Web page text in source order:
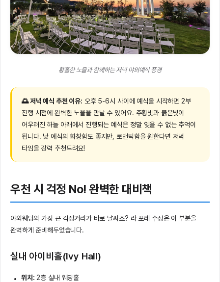
황홀한 노을과 함께하는 저녁 야외예식 풍경
🌅 저녁 예식 추천 이유: 오후 5-6시 사이에 예식을 시작하면 2부
진행 시점에 완벽한 노을을 만날 수 있어요. 주황빛과 붉은빛이
어우러진 하늘 아래에서 진행되는 예식은 정말 잊을 수 없는 추억이
됩니다. 낮 예식의 화창함도 좋지만, 로맨틱함을 원한다면 저녁
타임을 강력 추천드려요!
우천 시 걱정 No! 완벽한 대비책
야외웨딩의 가장 큰 걱정거리가 바로 날씨죠? 라 포레 수성은 이 부분을
완벽하게 준비해두었습니다.
실내 아이비홀(Ivy Hall)
위치: 2층 실내 웨딩홀